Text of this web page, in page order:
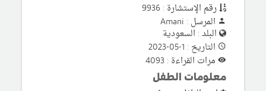
رقم الإستشارة : 9936
المرسل : Amani
البلد : السعودية
التاريخ : 1-05-2023
مرات القراءة : 4093
معلومات الطفل